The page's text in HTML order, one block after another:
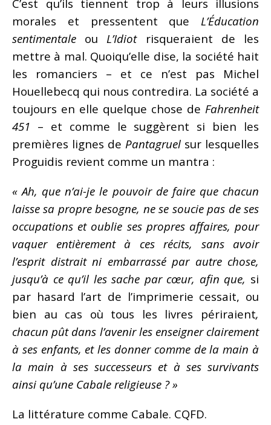
C’est qu’ils tiennent trop à leurs illusions
morales et pressentent que L’Éducation
sentimentale ou L’Idiot risqueraient de les
mettre à mal. Quoiqu’elle dise, la société hait
les romanciers – et ce n’est pas Michel
Houellebecq qui nous contredira. La société a
toujours en elle quelque chose de Fahrenheit
451 – et comme le suggèrent si bien les
premières lignes de Pantagruel sur lesquelles
Proguidis revient comme un mantra :
« Ah, que n’ai-je le pouvoir de faire que chacun
laisse sa propre besogne, ne se soucie pas de ses
occupations et oublie ses propres affaires, pour
vaquer entièrement à ces récits, sans avoir
l’esprit distrait ni embarrassé par autre chose,
jusqu’à ce qu’il les sache par cœur, afin que, si
par hasard l’art de l’imprimerie cessait, ou
bien au cas où tous les livres périraient,
chacun pût dans l’avenir les enseigner clairement
à ses enfants, et les donner comme de la main à
la main à ses successeurs et à ses survivants
ainsi qu’une Cabale religieuse ? »
La littérature comme Cabale. CQFD.